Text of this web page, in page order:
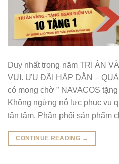
Duy nhất trong năm TRI ÂN
VUI. ƯU ĐÃI HẤP DẪN –
có mong chờ ” NAVACOS
Không ngừng nỗ lực phục vụ
tận tâm. Phân phối sản phẩm
CONTINUE READING →